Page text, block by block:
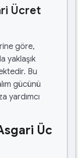
Ücret
göre,
yaklaşık
Bu
gücünü
yardımcı
Üc